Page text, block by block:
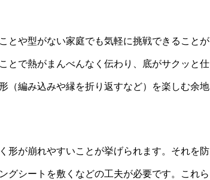
とや型がない家庭でも気軽に挑戦できることが
とで熱がまんべんなく伝わり、底がサクッと仕
（編み込みや縁を折り返すなど）を楽しむ余地
形が崩れやすいことが挙げられます。それを防
グシートを敷くなどの工夫が必要です。これら